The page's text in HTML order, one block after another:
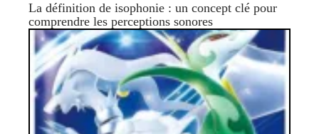
La définition de isophonie : un concept clé pour
comprendre les perceptions sonores